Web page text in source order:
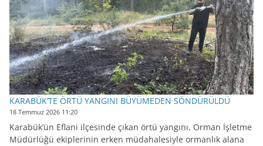
KARABÜK’TE ÖRTÜ YANGINI BÜYÜMEDEN SÖNDÜRÜLDÜ
18 Temmuz 2026 11:20
Karabük’ün Eflani ilçesinde çıkan örtü yangını, Orman İşletme
Müdürlüğü ekiplerinin erken müdahalesiyle ormanlık alana